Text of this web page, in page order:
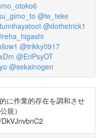
@te_teke
@dothetrick1
@trikky0917
@EriPsyOT
@sekainogen
に作業的存在を調和させ
規）